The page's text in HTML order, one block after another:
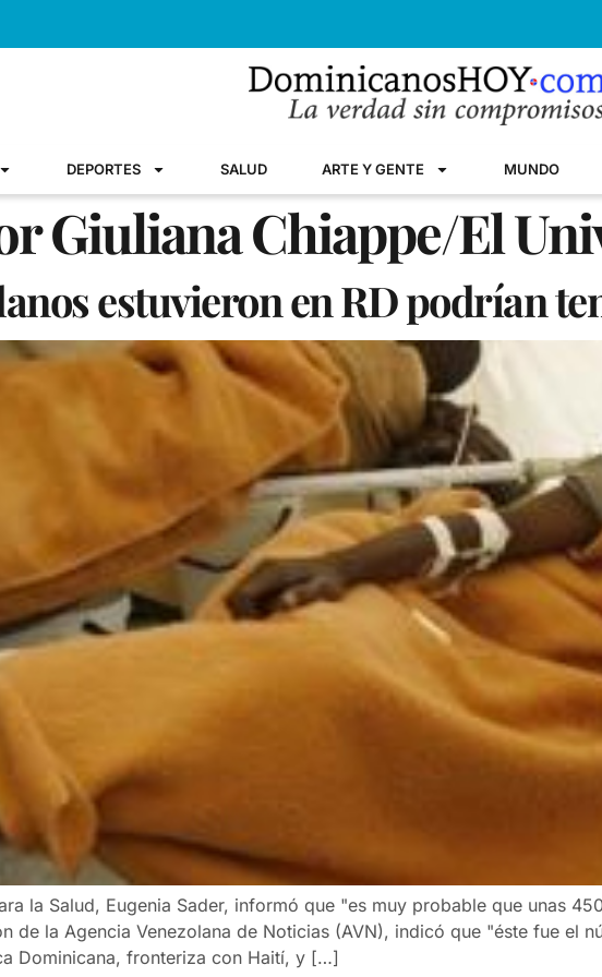
DEPORTES SALUD ARTE Y GENTE MUNDO
Giuliana Chiappe/El
estuvieron en RD podrían
la Salud, Eugenia Sader, informó que "es muy probable que unas
de la Agencia Venezolana de Noticias (AVN), indicó que "éste fue el
Dominicana, fronteriza con Haití, y […]